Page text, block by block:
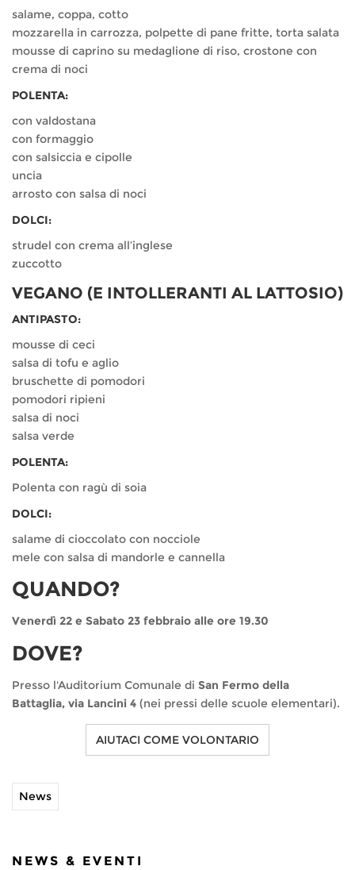
salame, coppa, cotto
mozzarella in carrozza, polpette di pane fritte, torta salata
mousse di caprino su medaglione di riso, crostone con
crema di noci
POLENTA:
con valdostana
con formaggio
con salsiccia e cipolle
uncia
arrosto con salsa di noci
DOLCI:
strudel con crema all’inglese
zuccotto
VEGANO (E INTOLLERANTI AL LATTOSIO)
ANTIPASTO:
mousse di ceci
salsa di tofu e aglio
bruschette di pomodori
pomodori ripieni
salsa di noci
salsa verde
POLENTA:
Polenta con ragù di soia
DOLCI:
salame di cioccolato con nocciole
mele con salsa di mandorle e cannella
QUANDO?
Venerdì 22 e Sabato 23 febbraio alle ore 19.30
DOVE?
Presso l'Auditorium Comunale di San Fermo della
Battaglia, via Lancini 4 (nei pressi delle scuole elementari).
AIUTACI COME VOLONTARIO
News
NEWS & EVENTI